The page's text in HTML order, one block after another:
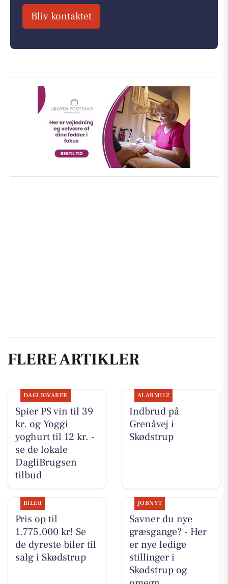
Bliv kontaktet
FLERE ARTIKLER
DAGLIGVARER
Spier PS vin til 39
kr. og Yoggi
yoghurt til 12 kr. -
se de lokale
DagliBrugsen
tilbud
ALARM112
Indbrud på
Grenåvej i
Skødstrup
BILER
Pris op til
1.775.000 kr! Se
de dyreste biler til
salg i Skødstrup
JOBNYT
Savner du nye
græsgange? - Her
er nye ledige
stillinger i
Skødstrup og